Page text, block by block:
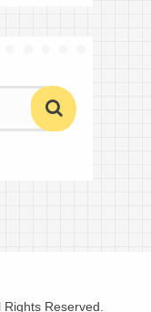
Reserved.